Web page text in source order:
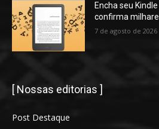
Encha seu
confirma
7 de agosto de 2026
[ Nossas editorias ]
Post Destaque